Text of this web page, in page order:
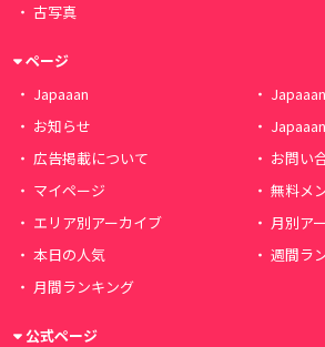
古写真
ページ
Japaaan
お知らせ
広告掲載について
お問い
マイページ
無料メ
エリア別アーカイブ
月別ア
本日の人気
週間ラ
月間ランキング
公式ページ